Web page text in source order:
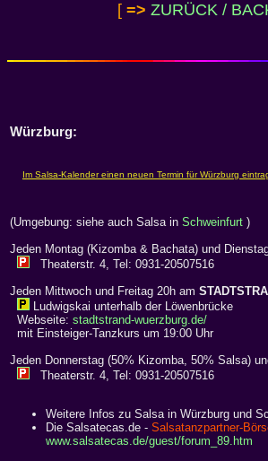
[ => ZURÜCK /
Würzburg:
(Umgebung: siehe auch Salsa in Schweinfurt )
Jeden Montag (Kizomba & Bachata) und
Theaterstr. 4, Tel: 0931-20507516
Jeden Mittwoch und Freitag 20h am
Ludwigskai unterhalb der Löwenbrücke
Webseite: stadtstrand-wuerzburg.de/
mit Einsteiger-Tanzkurs um 19:00 Uhr
Jeden Donnerstag (50% Kizomba, 50% Salsa)
Theaterstr. 4, Tel: 0931-20507516
Weitere Infos zu Salsa in Würzburg und
Die Salsatecas.de - Salsatanzpartner-
www.salsatecas.de/guest/forum_89.htm